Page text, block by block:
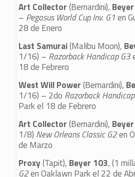
Art Collector(Bernardini),
– Pegasus World Cup Inv. G1en
28 de Enero
Last Samurai(Malibu Moon),
1/16) – Razorback Handicap G3
18 de Febrero
West Will Power(Bernardini),
1/16) – 2do Razorback
Park el 18 de Febrero
Art Collector(Bernardini),
1/8) New Orleans Classic G2en
de Marzo
Proxy(Tapit), Beyer 103, (1
G2en Oaklawn Park el 22 de